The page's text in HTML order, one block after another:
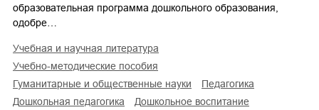
образовательная программа дошкольного образования,
одобре…
учебная и научная литература
учебно-методические пособия
гуманитарные и общественные науки
педагогика
дошкольная педагогика
дошкольное воспитание